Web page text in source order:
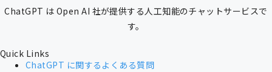
ChatGPT は Open AI 社が提供する人工知能のチャットサービスで
す。
Quick Links
ChatGPT に関するよくある質問